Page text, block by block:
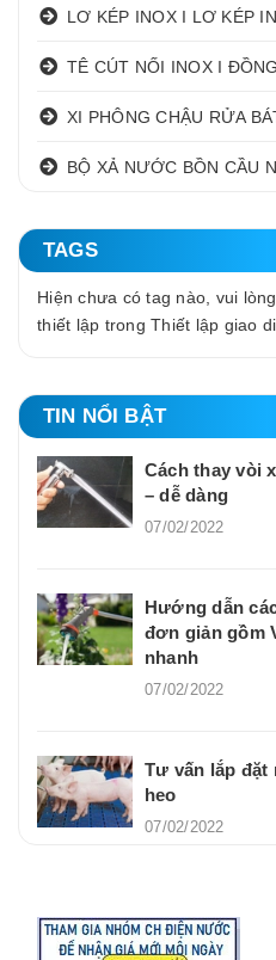
LƠ KÉP INOX I LƠ KÉP
TÊ CÚT NỐI INOX I ĐỒNG
XI PHÔNG CHẬU RỬA
BỘ XẢ NƯỚC BỒN CẦU
TAGS
Hiện chưa có tag nào, vui
thiết lập trong Thiết lập giao
TIN NỔI BẬT
Cách thay vòi
– dễ dàng
07/02/2022
Hướng dẫn
đơn giản gồm
nhanh
07/02/2022
Tư vấn lắp đặt
heo
07/02/2022